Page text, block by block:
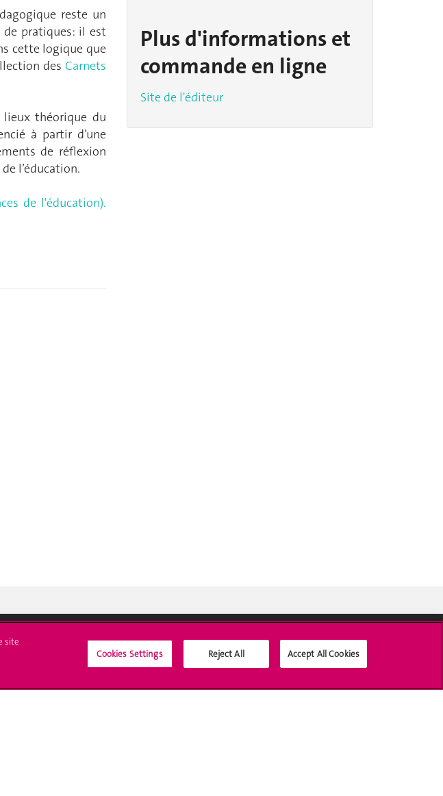
reste un
pratiques: il est
cette logique que
des Carnets
lieux théorique du
à partir d’une
de réflexion
l’éducation.
de l'éducation).
Plus d'informations et
commande en ligne
Site de l'éditeur
L'UNIGE vous informe
Mobile
Médias sociaux UNIGE
site
Cookies Settings Reject All Accept All Cookies